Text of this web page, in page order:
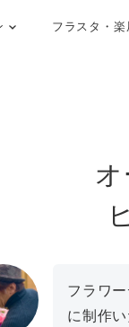
フラスタ・楽
フラワ
に制作い